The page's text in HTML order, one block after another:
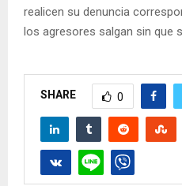
realicen su denuncia
los agresores salgan sin que
SHARE 0